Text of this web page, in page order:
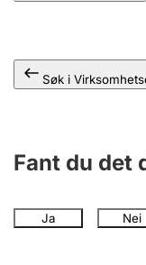
Søk i
Fant du det
Ja Nei